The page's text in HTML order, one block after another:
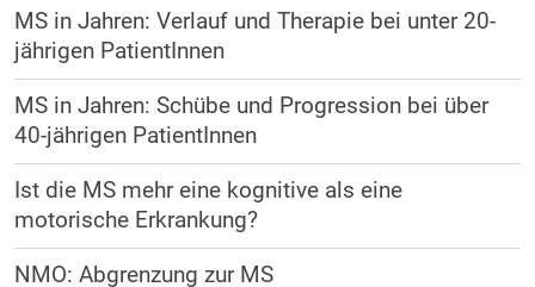
MS in Jahren: Verlauf und Therapie bei unter 20-
jährigen PatientInnen
MS in Jahren: Schübe und Progression bei über
40-jährigen PatientInnen
Ist die MS mehr eine kognitive als eine
motorische Erkrankung?
NMO: Abgrenzung zur MS